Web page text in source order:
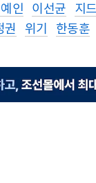
인 이선균
지
권 위기 한동훈